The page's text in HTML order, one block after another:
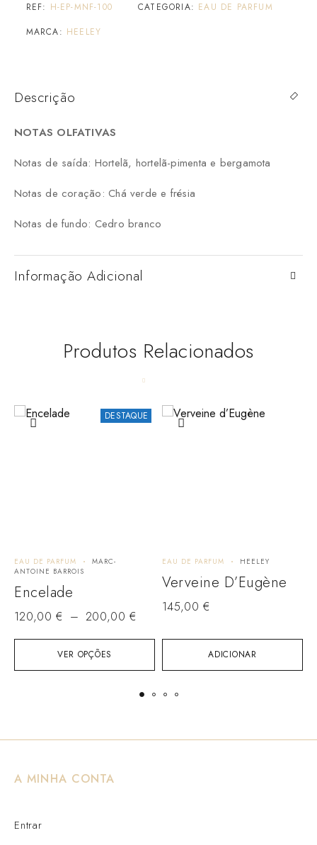
REF: H-EP-MNF-100 CATEGORIA: EAU DE PARFUM
MARCA: HEELEY
Descrição
NOTAS OLFATIVAS
Notas de saída: Hortelã, hortelã-pimenta e bergamota
Notas de coração: Chá verde e frésia
Notas de fundo: Cedro branco
Informação Adicional
Produtos Relacionados
DESTAQUE
VER OPÇÕES
EAU DE PARFUM
MARC-
ANTOINE BARROIS
Encelade
120,00 € – 200,00 €
ADICIONAR
EAU DE PARFUM HEELEY
Verveine D’Eugène
145,00 €
A MINHA CONTA
Entrar